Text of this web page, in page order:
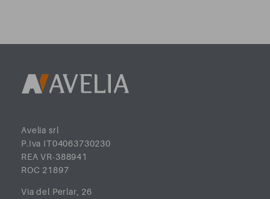
Avelia srl
P.Iva IT04063730230
REA VR-388941
ROC 21897
Via del Perlar, 26